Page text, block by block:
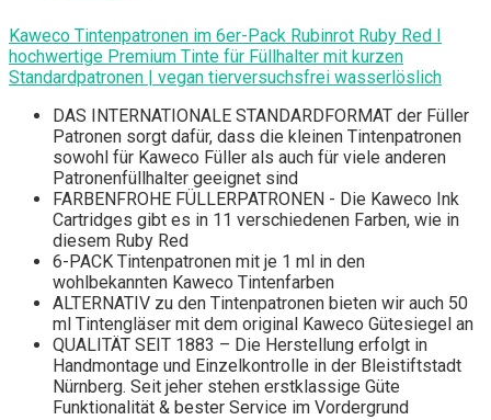
Kaweco Tintenpatronen im 6er-Pack Rubinrot Ruby Red I
hochwertige Premium Tinte für Füllhalter mit kurzen
Standardpatronen | vegan tierversuchsfrei wasserlöslich
DAS INTERNATIONALE STANDARDFORMAT der Füller
Patronen sorgt dafür, dass die kleinen Tintenpatronen
sowohl für Kaweco Füller als auch für viele anderen
Patronenfüllhalter geeignet sind
FARBENFROHE FÜLLERPATRONEN - Die Kaweco Ink
Cartridges gibt es in 11 verschiedenen Farben, wie in
diesem Ruby Red
6-PACK Tintenpatronen mit je 1 ml in den
wohlbekannten Kaweco Tintenfarben
ALTERNATIV zu den Tintenpatronen bieten wir auch 50
ml Tintengläser mit dem original Kaweco Gütesiegel an
QUALITÄT SEIT 1883 – Die Herstellung erfolgt in
Handmontage und Einzelkontrolle in der Bleistiftstadt
Nürnberg. Seit jeher stehen erstklassige Güte
Funktionalität & bester Service im Vordergrund